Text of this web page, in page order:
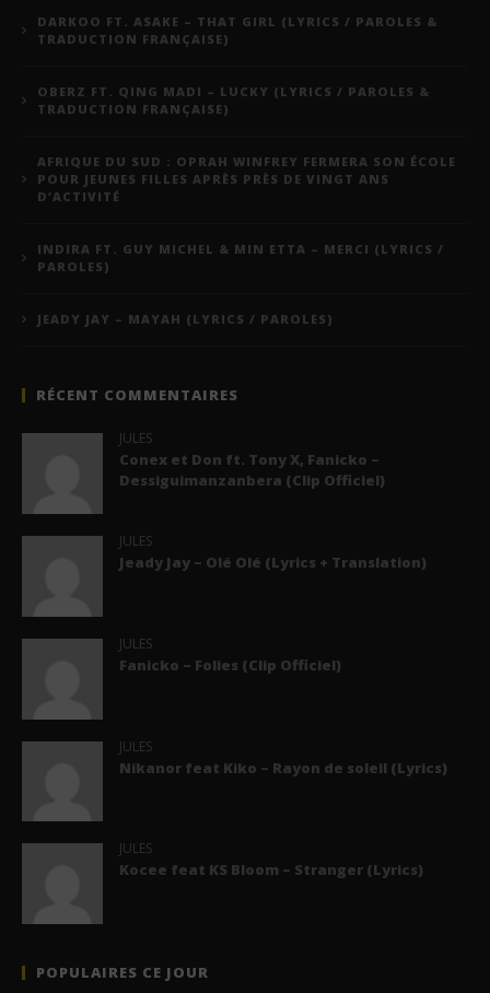
DARKOO FT. ASAKE – THAT GIRL (LYRICS / PAROLES &
TRADUCTION FRANÇAISE)
OBERZ FT. QING MADI – LUCKY (LYRICS / PAROLES &
TRADUCTION FRANÇAISE)
AFRIQUE DU SUD : OPRAH WINFREY FERMERA SON ÉCOLE
POUR JEUNES FILLES APRÈS PRÈS DE VINGT ANS
D’ACTIVITÉ
INDIRA FT. GUY MICHEL & MIN ETTA – MERCI (LYRICS /
PAROLES)
JEADY JAY – MAYAH (LYRICS / PAROLES)
RÉCENT COMMENTAIRES
JULES
Conex et Don ft. Tony X, Fanicko –
Dessiguimanzanbera (Clip Officiel)
JULES
Jeady Jay – Olé Olé (Lyrics + Translation)
JULES
Fanicko – Folies (Clip Officiel)
JULES
Nikanor feat Kiko – Rayon de soleil (Lyrics)
JULES
Kocee feat KS Bloom – Stranger (Lyrics)
POPULAIRES CE JOUR